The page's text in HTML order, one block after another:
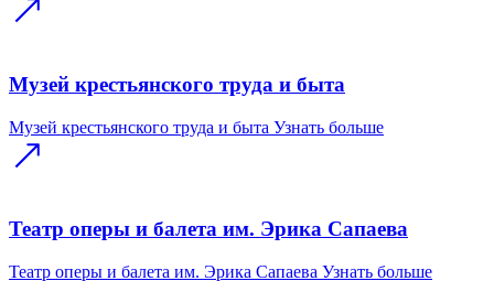
Музей крестьянского труда и быта
Музей крестьянского труда и быта Узнать больше
Театр оперы и балета им. Эрика Сапаева
Театр оперы и балета им. Эрика Сапаева Узнать больше